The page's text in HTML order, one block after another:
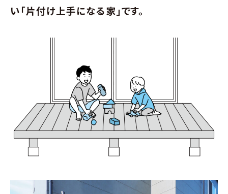
∟内覧予約
∟新規分譲住宅
∟土地分譲
不動産管理 売買・賃貸仲介
中古物件買取サイト
い「片付け上手になる家」です。